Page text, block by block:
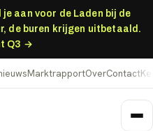
aan voor de Laden bij de
de buren krijgen uitbetaald.
Q3 →
MarktrapportOverContact